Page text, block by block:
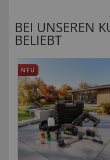
BEI UNSEREN
BELIEBT
NEU